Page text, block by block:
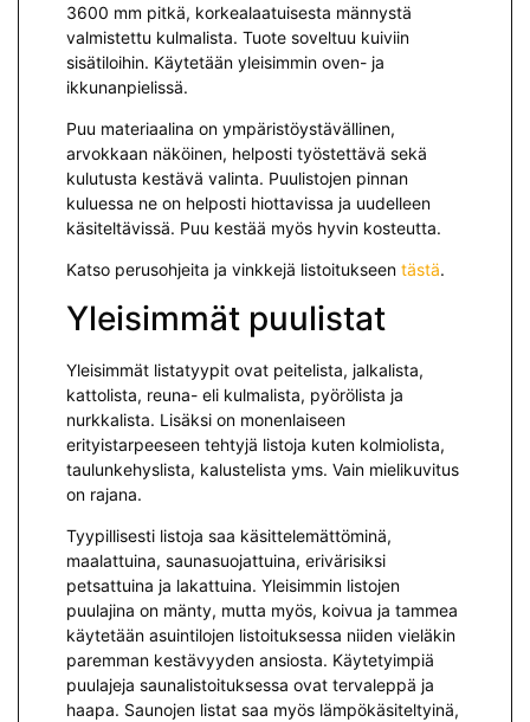
3600 mm pitkä, korkealaatuisesta männystä
valmistettu kulmalista. Tuote soveltuu kuiviin
sisätiloihin. Käytetään yleisimmin oven- ja
ikkunanpielissä.
Puu materiaalina on ympäristöystävällinen,
arvokkaan näköinen, helposti työstettävä sekä
kulutusta kestävä valinta. Puulistojen pinnan
kuluessa ne on helposti hiottavissa ja uudelleen
käsiteltävissä. Puu kestää myös hyvin kosteutta.
Katso perusohjeita ja vinkkejä listoitukseen tästä.
Yleisimmät puulistat
Yleisimmät listatyypit ovat peitelista, jalkalista,
kattolista, reuna- eli kulmalista, pyörölista ja
nurkkalista. Lisäksi on monenlaiseen
erityistarpeeseen tehtyjä listoja kuten kolmiolista,
taulunkehyslista, kalustelista yms. Vain mielikuvitus
on rajana.
Tyypillisesti listoja saa käsittelemättöminä,
maalattuina, saunasuojattuina, erivärisiksi
petsattuina ja lakattuina. Yleisimmin listojen
puulajina on mänty, mutta myös, koivua ja tammea
käytetään asuintilojen listoituksessa niiden vieläkin
paremman kestävyyden ansiosta. Käytetyimpiä
puulajeja saunalistoituksessa ovat tervaleppä ja
haapa. Saunojen listat saa myös lämpökäsiteltyinä,